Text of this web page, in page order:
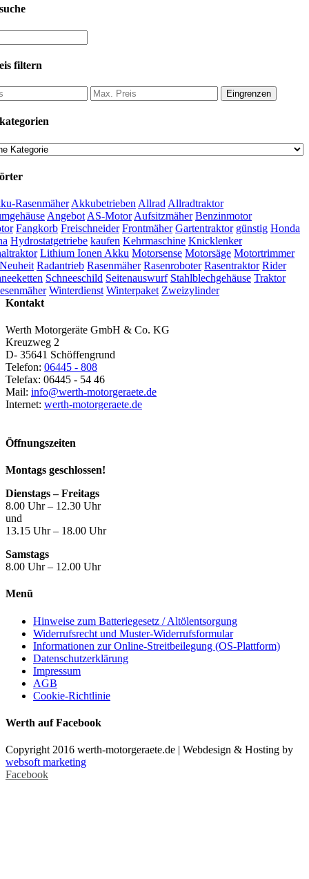
filtern
Eingrenzen
Rasenmäher Akkubetrieben Allrad Allradtraktor
Angebot AS-Motor Aufsitzmäher Benzinmotor
Fangkorb Freischneider Frontmäher Gartentraktor günstig Honda
Hydrostatgetriebe kaufen Kehrmaschine Knicklenker
Lithium Ionen Akku Motorsense Motorsäge Motortrimmer
Neuheit Radantrieb Rasenmäher Rasenroboter Rasentraktor Rider
Schneeschild Seitenauswurf Stahlblechgehäuse Traktor
Winterdienst Winterpaket Zweizylinder
Kontakt
Werth Motorgeräte GmbH & Co. KG
Kreuzweg 2
D- 35641 Schöffengrund
Telefon: 06445 - 808
Telefax: 06445 - 54 46
Mail: info@werth-motorgeraete.de
Internet: werth-motorgeraete.de
Öffnungszeiten
Montags geschlossen!
Dienstags – Freitags
8.00 Uhr – 12.30 Uhr
und
13.15 Uhr – 18.00 Uhr
Samstags
8.00 Uhr – 12.00 Uhr
Menü
Hinweise zum Batteriegesetz / Altölentsorgung
Widerrufsrecht und Muster-Widerrufsformular
Informationen zur Online-Streitbeilegung (OS-Plattform)
Datenschutzerklärung
Impressum
AGB
Cookie-Richtlinie
Werth auf Facebook
Copyright 2016 werth-motorgeraete.de | Webdesign & Hosting by
websoft marketing
Facebook